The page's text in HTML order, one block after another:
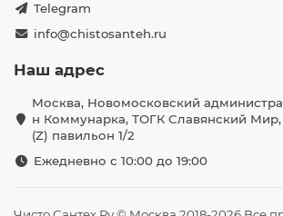
Telegram
info@chistosanteh.ru
Наш адрес
Москва, Новомосковский
н Коммунарка, ТОГК Славянский Мир,
(Z) павильон 1/2
Ежедневно с 10:00 до 19:00